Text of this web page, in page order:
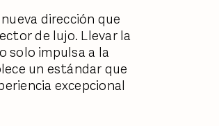
dirección que
de lujo. Llevar la
solo impulsa a la
un estándar que
excepcional